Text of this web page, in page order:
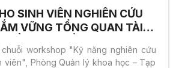
SINH VIÊN NGHIÊN CỨU
VỮNG TỔNG QUAN TÀI
workshop "Kỹ năng nghiên cứu
viên", Phòng Quản lý khoa học – Tạp